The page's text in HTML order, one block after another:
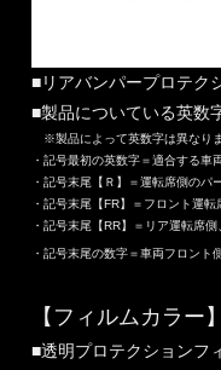
■リアバンパープロテ
■製品についている英数
※製品によって英数字は異なりま
・記号最初の英数字＝適合する車
・記号末尾【Ｒ】＝運転席側のパ
・記号末尾【FR】＝フロント運
・記号末尾【RR】＝リア運転席
・記号末尾の数字＝車両フロント
【フィルムカラー】
■透明プロテクションフ